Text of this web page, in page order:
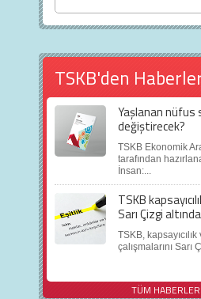
TSKB'den
Yaşlanan nüfus
değiştirecek?
TSKB Ekonomik
tarafından
İnsan:...
TSKB
Sarı Çizgi
TSKB,
çalışmalarını Sarı
TÜM HABERLER